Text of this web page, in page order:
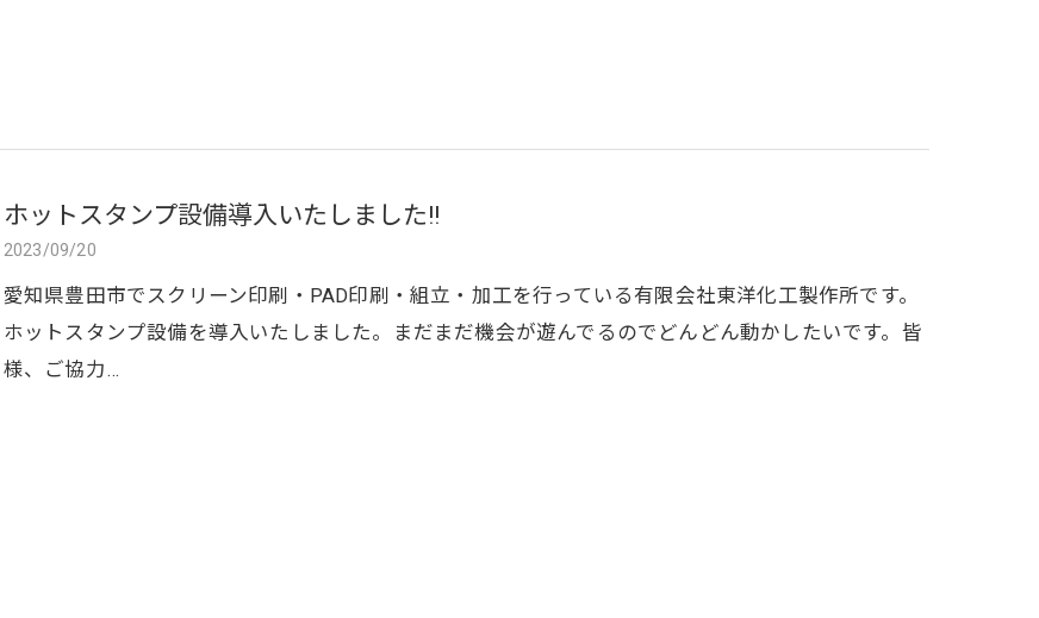
ホットスタンプ設備導入いたしました!!
2023/09/20
愛知県豊田市でスクリーン印刷・PAD印刷・組立・加工を行っている有限会社東洋化工製作所です。
ホットスタンプ設備を導入いたしました。まだまだ機会が遊んでるのでどんどん動かしたいです。皆
様、ご協力…